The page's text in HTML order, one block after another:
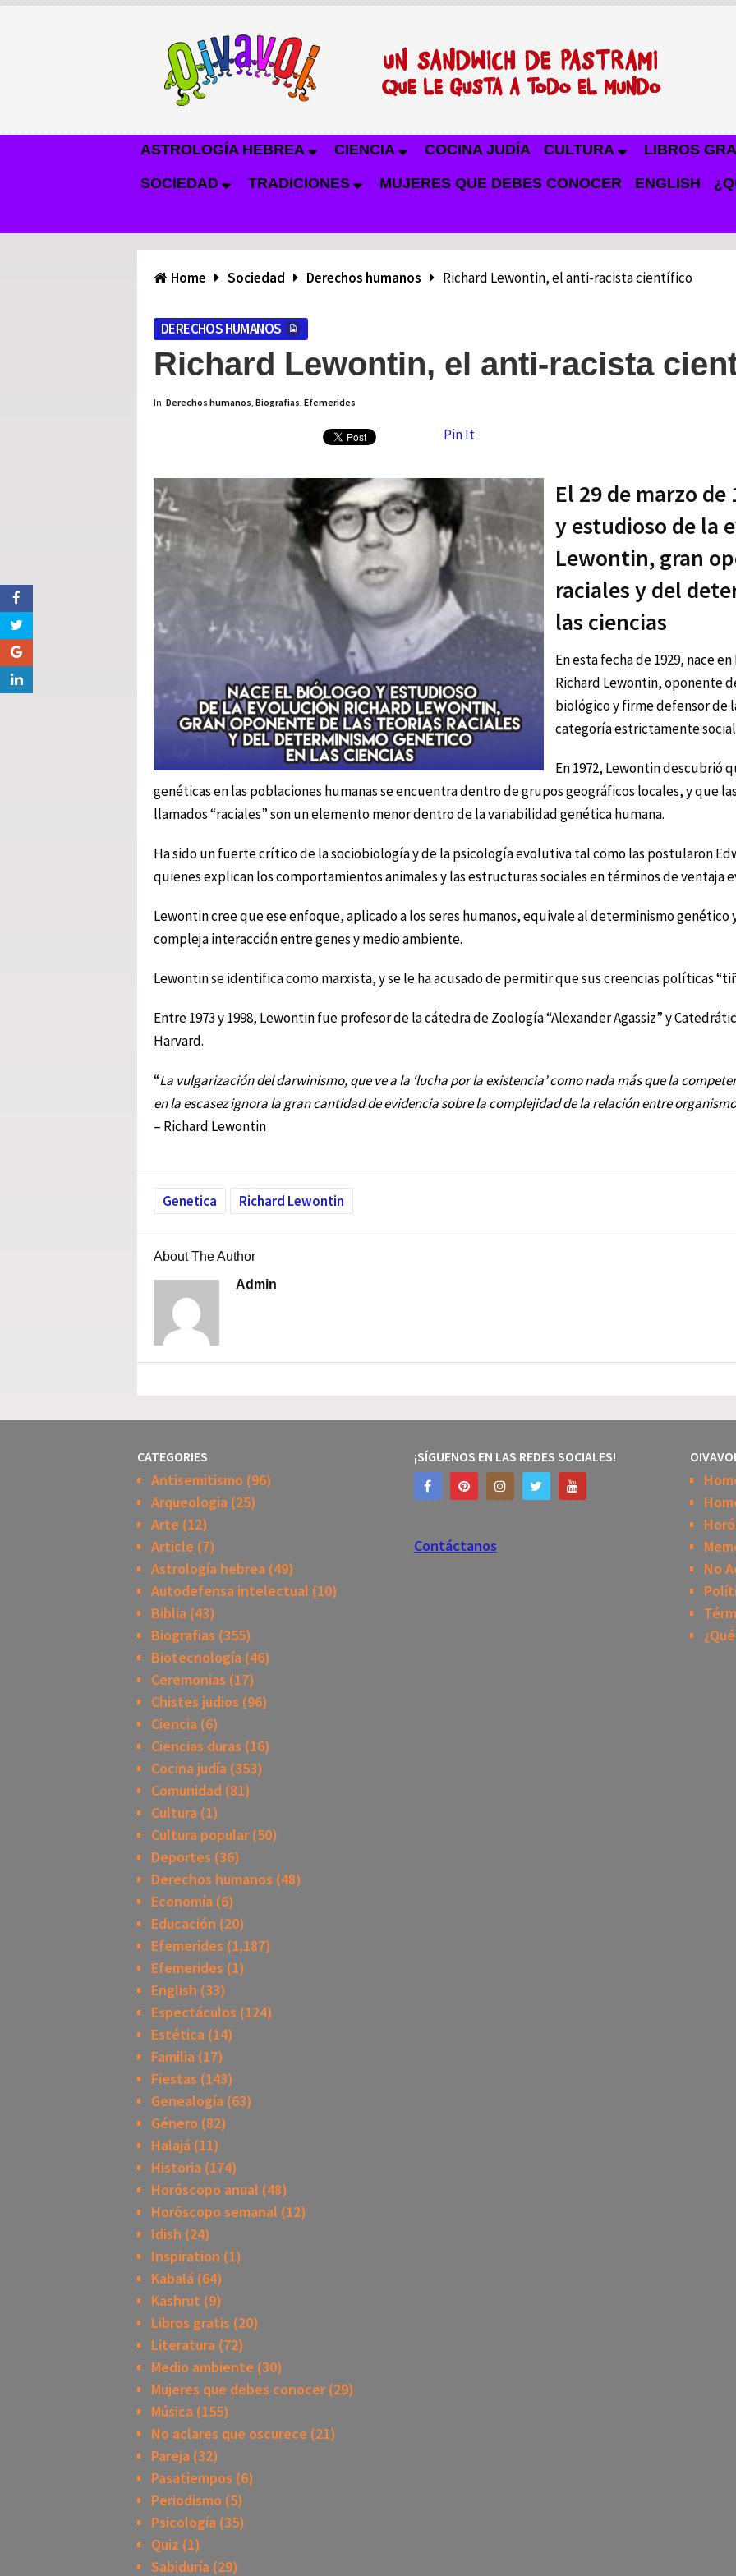
ASTROLOGÍA HEBREA CIENCIA COCINA JUDÍA CULTURA LIBROS
SOCIEDAD TRADICIONES MUJERES QUE DEBES CONOCER ENGLISH
Home Sociedad Derechos humanos Richard Lewontin, el anti-racista científico
DERECHOS HUMANOS
Richard Lewontin, el anti-racista
In: Derechos humanos, Biografias, Efemerides
Pin It
El 29 de marzo
y estudioso de la
Lewontin, gran
raciales y del
las ciencias
En esta fecha de 1929, nace
Richard Lewontin, oponente
biológico y firme defensor de
categoría estrictamente
En 1972, Lewontin descubrió
genéticas en las poblaciones humanas se encuentra dentro de grupos geográficos locales, y que
llamados “raciales” son un elemento menor dentro de la variabilidad genética humana.
Ha sido un fuerte crítico de la sociobiología y de la psicología evolutiva tal como las postularon
quienes explican los comportamientos animales y las estructuras sociales en términos de ventaja
Lewontin cree que ese enfoque, aplicado a los seres humanos, equivale al determinismo
compleja interacción entre genes y medio ambiente.
Lewontin se identifica como marxista, y se le ha acusado de permitir que sus creencias políticas
Entre 1973 y 1998, Lewontin fue profesor de la cátedra de Zoología “Alexander Agassiz” y
Harvard.
“La vulgarización del darwinismo, que ve a la ‘lucha por la existencia’ como nada más que la
en la escasez ignora la gran cantidad de evidencia sobre la complejidad de la relación entre
– Richard Lewontin
Genetica Richard Lewontin
About The Author
Admin
CATEGORIES
Antisemitismo (96)
Arqueologia (25)
Arte (12)
Article (7)
Astrología hebrea (49)
Autodefensa intelectual (10)
Biblia (43)
Biografias (355)
Biotecnología (46)
Ceremonias (17)
Chistes judios (96)
Ciencia (6)
Ciencias duras (16)
Cocina judía (353)
Comunidad (81)
Cultura (1)
Cultura popular(50)
Deportes (36)
Derechos humanos (48)
Economía (6)
Educación (20)
Efemerides (1,187)
Efemerides (1)
English (33)
Espectáculos (124)
Estética (14)
Familia (17)
Fiestas (143)
Genealogía (63)
Género (82)
Halajá (11)
Historia (174)
Horóscopo anual (48)
Horóscopo semanal (12)
Idish (24)
Inspiration (1)
Kabalá (64)
Kashrut (9)
Libros gratis (20)
Literatura (72)
Medio ambiente (30)
Mujeres que debes conocer(29)
Música (155)
No aclares que oscurece (21)
Pareja (32)
Pasatiempos (6)
Periodismo (5)
Psicología (35)
Quiz (1)
Sabiduría (29)
¡SÍGUENOS EN LAS REDES SOCIALES!
Contáctanos
No